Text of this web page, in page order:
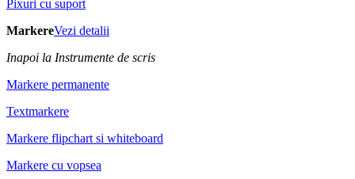
Pixuri cu suport
MarkereVezi detalii
Inapoi la Instrumente de scris
Markere permanente
Textmarkere
Markere flipchart si whiteboard
Markere cu vopsea